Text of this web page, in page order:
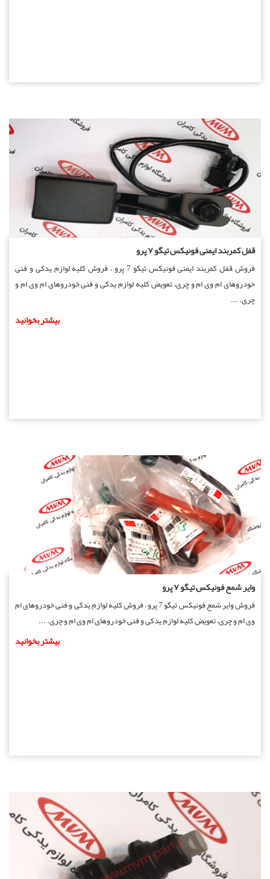
قفل کمربند ایمنی فونیکس تیگو ۷ پرو
فروش قفل کمربند ایمنی فونیکس تیگو 7 پرو ، فروش کلیه لوازم یدکی و فنی
خودروهای ام وی ام و چری، تعویض کلیه لوازم یدکی و فنی خودروهای ام وی ام و
چری. ...
بیشتر بخوانید
وایر شمع فونیکس تیگو ۷ پرو
فروش وایر شمع فونیکس تیگو 7 پرو ، فروش کلیه لوازم یدکی و فنی خودروهای ام
وی ام و چری، تعویض کلیه لوازم یدکی و فنی خودروهای ام وی ام و چری. ...
بیشتر بخوانید